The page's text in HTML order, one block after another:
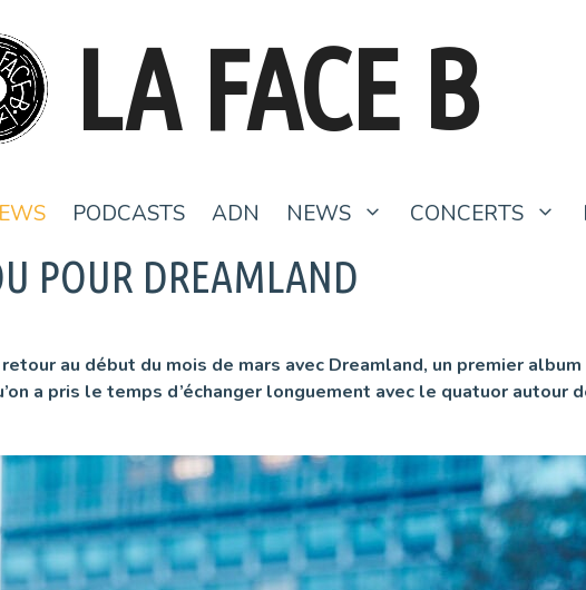
LA FACE B
PODCASTS ADN NEWS CONCERTS
POUR DREAMLAND
au début du mois de mars avec Dreamland, un premier
a pris le temps d’échanger longuement avec le quatuor autour